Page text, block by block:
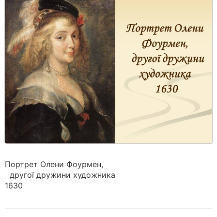
Портрет Олени Фоурмен,
другої дружини художника
1630